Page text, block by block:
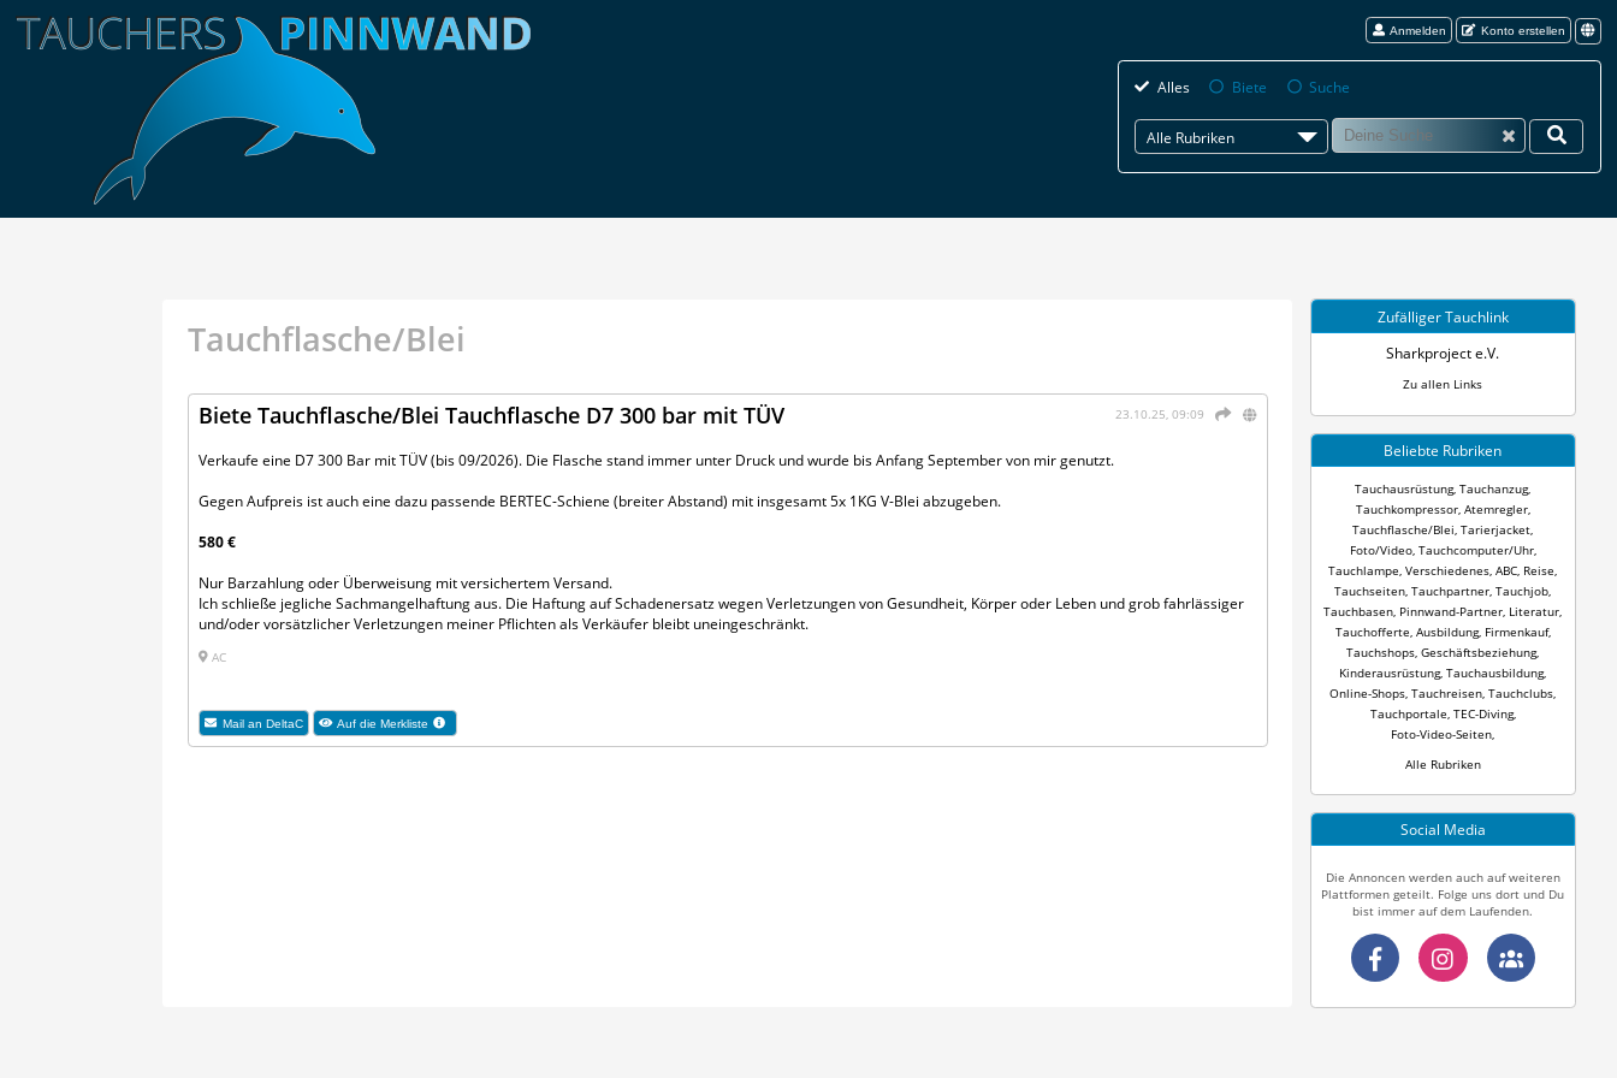
Anmelden Konto erstellen
Alles Biete Suche
Alle Rubriken
Tauchflasche/Blei
23.10.25, 09:09
Biete Tauchflasche/Blei Tauchflasche D7 300 bar mit TÜV
Verkaufe eine D7 300 Bar mit TÜV (bis 09/2026). Die Flasche stand immer unter Druck und wurde bis Anfang September von mir genutzt.
Gegen Aufpreis ist auch eine dazu passende BERTEC-Schiene (breiter Abstand) mit insgesamt 5x 1KG V-Blei abzugeben.
580 €
Nur Barzahlung oder Überweisung mit versichertem Versand.
Ich schließe jegliche Sachmangelhaftung aus. Die Haftung auf Schaden­ersatz wegen Verletzungen von Gesundheit, Körper oder Leben und grob fahr­lässiger
und/oder vorsätzlicher Verletzungen meiner Pflichten als Verkäufer bleibt uneinge­schränkt.
AC
Mail an DeltaC Auf die Merkliste
Zufälliger Tauchlink
Sharkproject e.V.
Zu allen Links
Beliebte Rubriken
Tauchausrüstung, Tauchanzug,
Tauchkompressor, Atemregler,
Tauchflasche/Blei Tarierjacket
Foto/Video, Tauchcomputer/Uhr,
Tauchlampe Verschiedenes ABC Reise
Tauchseiten Tauchpartner Tauchjob
Tauchbasen Pinnwand-Partner Literatur
Tauchofferte Ausbildung, Firmenkauf,
Tauchshops Geschäftsbeziehung,
Kinderausrüstung, Tauchausbildung,
Online-Shops Tauchreisen Tauchclubs
Tauchportale TEC-Diving,
Foto-Video-Seiten
Alle Rubriken
Social Media
Die Annoncen werden auch auf weiteren
Plattformen geteilt. Folge uns dort und Du
bist immer auf dem Laufenden.